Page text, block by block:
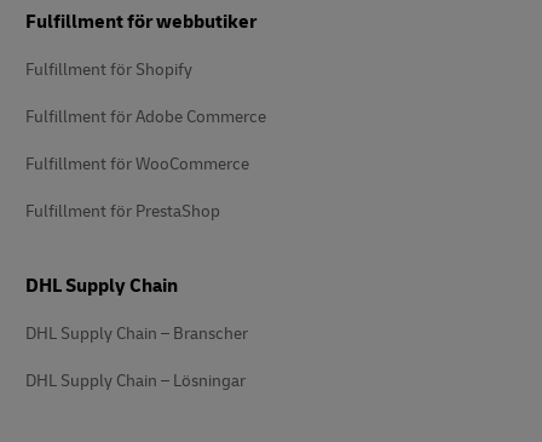
Fulfillment för webbutiker
Fulfillment för Shopify
Fulfillment för Adobe Commerce
Fulfillment för WooCommerce
Fulfillment för PrestaShop
DHL Supply Chain
DHL Supply Chain – Branscher
DHL Supply Chain – Lösningar